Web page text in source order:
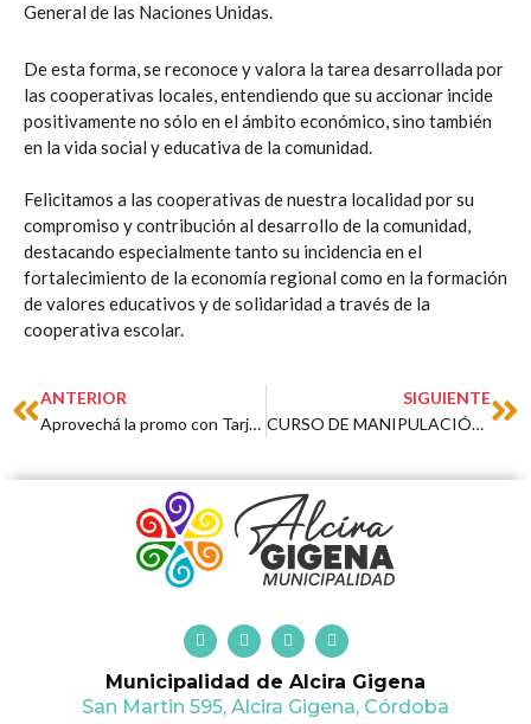
General de las Naciones Unidas.
De esta forma, se reconoce y valora la tarea desarrollada por
las cooperativas locales, entendiendo que su accionar incide
positivamente no sólo en el ámbito económico, sino también
en la vida social y educativa de la comunidad.
Felicitamos a las cooperativas de nuestra localidad por su
compromiso y contribución al desarrollo de la comunidad,
destacando especialmente tanto su incidencia en el
fortalecimiento de la economía regional como en la formación
de valores educativos y de solidaridad a través de la
cooperativa escolar.
Prev
ANTERIOR
Aprovechá la promo con Tarjeta Cordobesa
SIGUIENTE
CURSO DE MANIPULACIÓN SEGURA DE ALIMENTOS
F
a
c
e
b
o
T
w
i
t
t
e
I
n
s
t
a
g
Y
o
u
t
u
b
Municipalidad de Alcira Gigena
San Martin 595, Alcira Gigena, Córdoba